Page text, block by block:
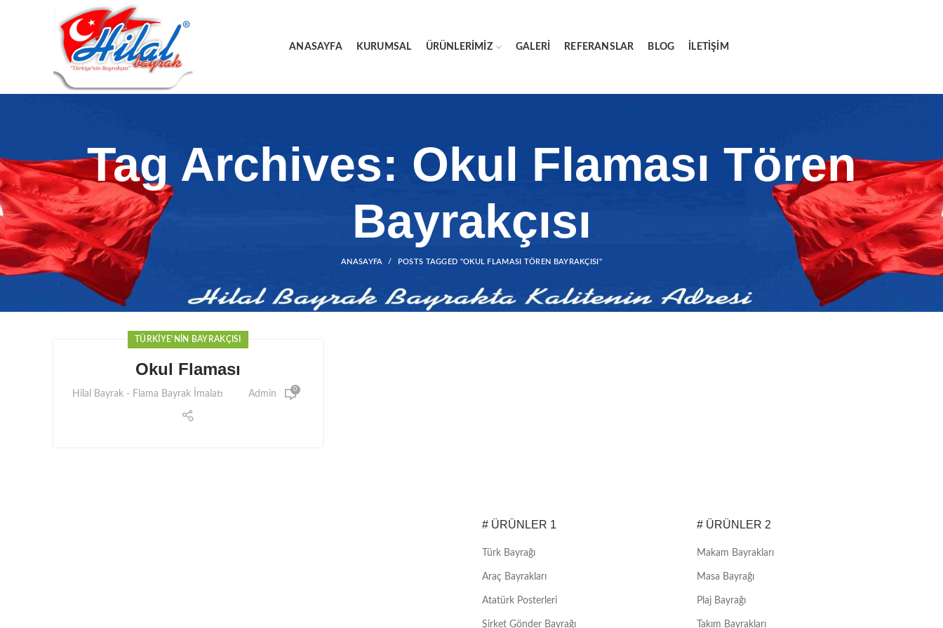
ANASAYFA KURUMSAL ÜRÜNLERIMIZ GALERI REFERANSLAR BLOG İLETIŞIM
Tag Archives: Okul Flaması Tören
Bayrakçısı
ANASAYFA POSTS TAGGED "OKUL FLAMASI TÖREN BAYRAKÇISI"
TÜRKIYE'NIN BAYRAKÇISI
Okul Flaması
Hilal Bayrak - Flama Bayrak İmalatı Admin 0
# ÜRÜNLER 1
Türk Bayrağı
Araç Bayrakları
Atatürk Posterleri
Şirket Gönder Bayrağı
# ÜRÜNLER 2
Makam Bayrakları
Masa Bayrağı
Plaj Bayrağı
Takım Bayrakları